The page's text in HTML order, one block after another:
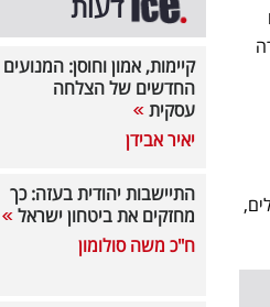
קיימות, אמון וחוסן: המנועים
החדשים של הצלחה
עסקית
יאיר אבידן
התיישבות יהודית בעזה: כך
מחזקים את ביטחון ישראל
ח"כ משה סולומון